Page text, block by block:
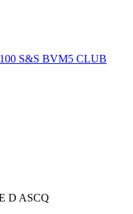
S&S BVM5 CLUB
D ASCQ